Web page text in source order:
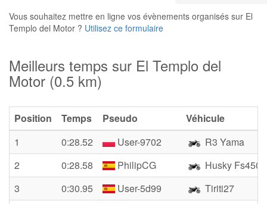
Vous souhaitez mettre en ligne vos évènements organisés sur El
Templo del Motor ? Utilisez ce formulaire
Meilleurs temps sur El Templo del
Motor (0.5 km)
Position Temps Pseudo
Véhicule
1
0:28.52 User-9702
R3 Yama
2
0:28.58 PhilipCG
Husky Fs450
3
0:30.95 User-5d99
Tiriti27